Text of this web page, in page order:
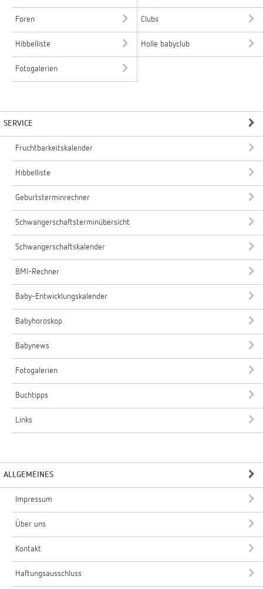
Foren Clubs
Hibbelliste Holle babyclub
Fotogalerien
SERVICE
Fruchtbarkeitskalender
Hibbelliste
Geburtsterminrechner
Schwangerschaftsterminübersicht
Schwangerschaftskalender
BMI-Rechner
Baby-Entwicklungskalender
Babyhoroskop
Babynews
Fotogalerien
Buchtipps
Links
ALLGEMEINES
Impressum
Über uns
Kontakt
Haftungsausschluss